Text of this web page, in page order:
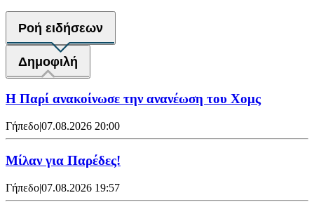
Ροή ειδήσεων
Δημοφιλή
Η Παρί ανακοίνωσε την ανανέωση του Χομς
Γήπεδο|07.08.2026 20:00
Μίλαν για Παρέδες!
Γήπεδο|07.08.2026 19:57